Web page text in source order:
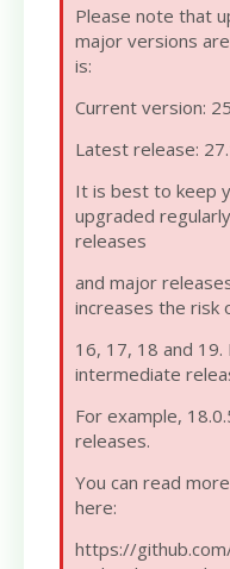
Please note that
major versions
is:
Current version:
Latest release:
It is best to keep
upgraded
releases
and major
increases the risk
16, 17, 18 and
intermediate
For example,
releases.
You can read
here:
https://